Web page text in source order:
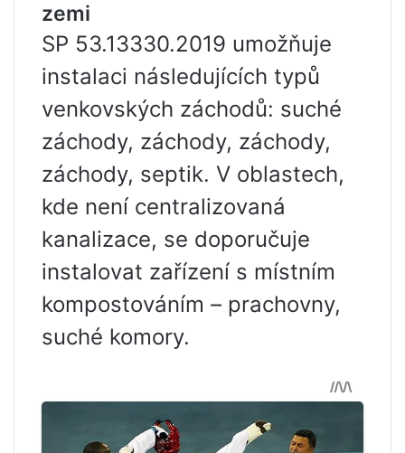
zemi
SP 53.13330.2019 umožňuje
instalaci následujících typů
venkovských záchodů: suché
záchody, záchody, záchody,
záchody, septik. V oblastech,
kde není centralizovaná
kanalizace, se doporučuje
instalovat zařízení s místním
kompostováním – prachovny,
suché komory.